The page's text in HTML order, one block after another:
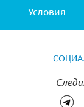
Условия